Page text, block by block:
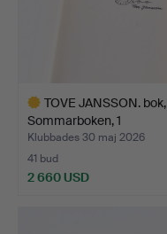
TOVE JANSSON. bok,
Sommarboken, 1
upplagan…
Klubbades 30 maj 2026
41 bud
2 660 USD